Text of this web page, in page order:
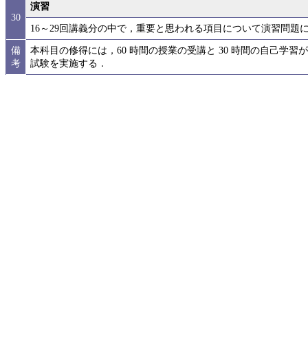
30
演習
16～29回講義分の中で，重要と思われる項目について演習問題
備
考
本科目の修得には，60 時間の授業の受講と 30 時間の自己学習
試験を実施する．